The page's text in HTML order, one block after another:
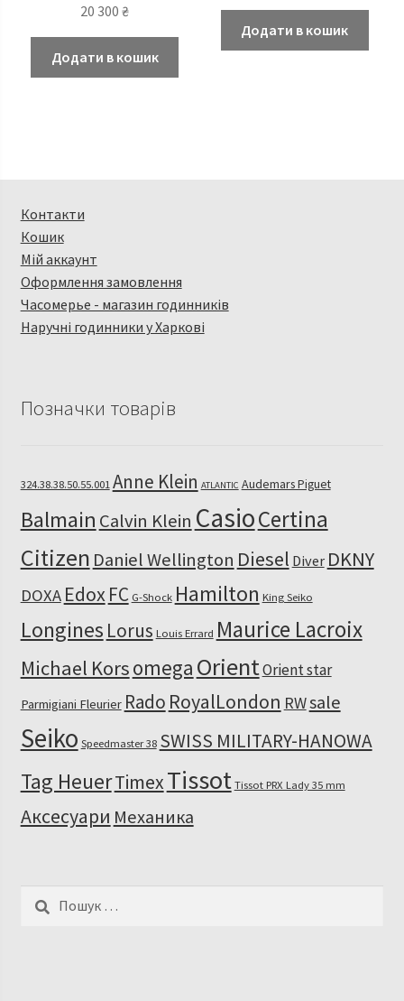
20 300₴
Додати в кошик
Додати в кошик
Контакти
Кошик
Мій аккаунт
Оформлення замовлення
Часомерье - магазин годинників
Наручні годинники у Харкові
Позначки товарів
324.38.38.50.55.001 Anne Klein ATLANTIC Audemars Piguet
Balmain Calvin Klein CasioCertina
Citizen Daniel Wellington Diesel Diver DKNY
DOXA Edox FC G-Shock Hamilton King Seiko
Longines Lorus Louis Errard Maurice Lacroix
Michael Korsomega OrientOrient star
Parmigiani Fleurier Rado RoyalLondon RWsale
Seiko Speedmaster 38 SWISS MILITARY-HANOWA
Tag HeuerTimexTissot Tissot PRX Lady 35 mm
Аксесуари Механика